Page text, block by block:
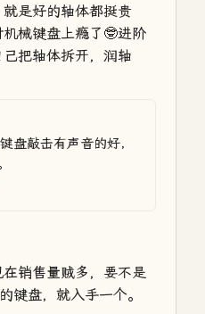
是好的轴体都挺贵
械键盘上瘾了🤓进阶
把轴体拆开，润轴
盘敲击有声音的好，
销售量贼多，要不是
键盘，就入手一个。